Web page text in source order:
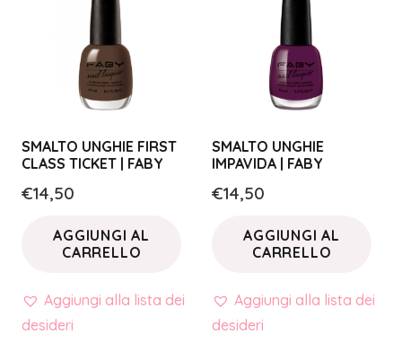
SMALTO UNGHIE FIRST
CLASS TICKET | FABY
€14,50
AGGIUNGI AL
CARRELLO
Aggiungi alla lista dei
desideri
SMALTO UNGHIE
IMPAVIDA | FABY
€14,50
AGGIUNGI AL
CARRELLO
Aggiungi alla lista dei
desideri